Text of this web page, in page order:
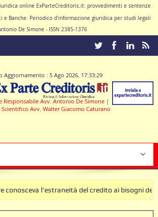
online ExParteCreditoris.it: provvedimenti e sentenze
e Banche. Periodico d'informazione giuridica per studi legali
De Simone - ISSN 2385-1376
Aggiornamento : 5 Ago 2026, 17:33:29
Responsabile Avv. Antonio De Simone |
Avv. Walter Giacomo Caturano
l’estraneità del credito ai bisogni della famiglia
il contratto di conto corrente